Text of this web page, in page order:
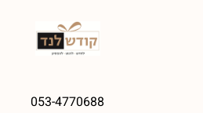
053-4770688